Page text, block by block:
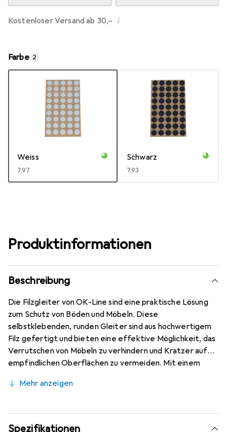
Kostenloser Versand ab 30,– i
Farbe 2
Weiss
EUR
7,97
Schwarz
EUR
7,93
Produktinformationen
Beschreibung
Die Filzgleiter von OK-Line sind eine praktische Lösung
zum Schutz von Böden und Möbeln. Diese
selbstklebenden, runden Gleiter sind aus hochwertigem
Filz gefertigt und bieten eine effektive Möglichkeit, das
Verrutschen von Möbeln zu verhindern und Kratzer auf
empfindlichen Oberflächen zu vermeiden. Mit einem
vielseitig einsetzbar und eignen sich hervorragend für
Schränke. Die Gleiter sind in einem praktischen Bogen mit
45 Stück erhältlich, was eine einfache Anwendung und
Mehr anzeigen
Spezifikationen